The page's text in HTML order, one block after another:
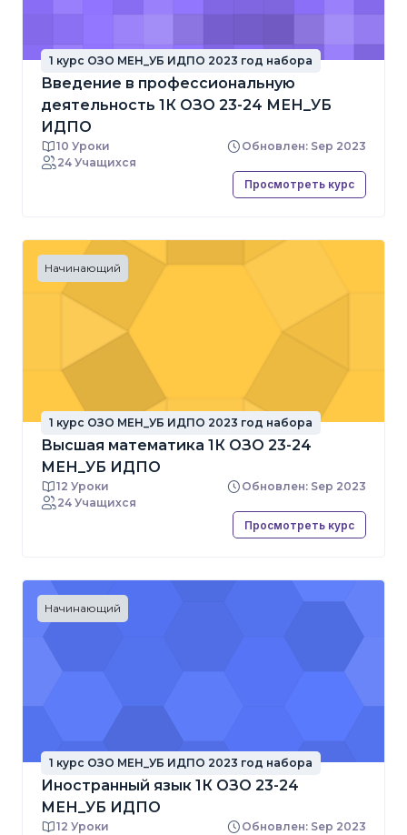
1 курс ОЗО МЕН_УБ ИДПО 2023 год набора
Введение в профессиональную
деятельность 1К ОЗО 23-24 МЕН_УБ
ИДПО
10 Уроки
Обновлен: Sep 2023
24 Учащихся
Просмотреть курс
Начинающий
1 курс ОЗО МЕН_УБ ИДПО 2023 год набора
Высшая математика 1К ОЗО 23-24
МЕН_УБ ИДПО
12 Уроки
Обновлен: Sep 2023
24 Учащихся
Просмотреть курс
Начинающий
1 курс ОЗО МЕН_УБ ИДПО 2023 год набора
Иностранный язык 1К ОЗО 23-24
МЕН_УБ ИДПО
12 Уроки
Обновлен: Sep 2023